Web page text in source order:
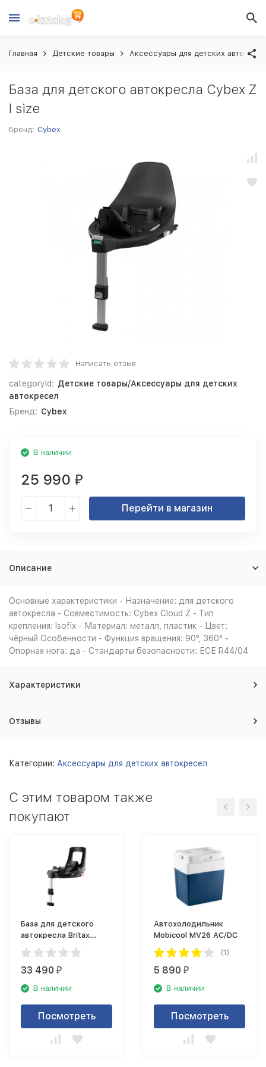
Главная Детские товары Аксессуары для детских
База для детского автокресла Cybex Z
I size
Бренд: Cybex
Написать отзыв
categoryId: Детские товары/Аксессуары для детских
автокресел
Бренд: Cybex
В наличии
25 990 ₽
Перейти в магазин
Описание
Основные характеристики - Назначение: для детского
автокресла - Совместимость: Cybex Cloud Z - Тип
крепления: Isofix - Материал: металл, пластик - Цвет:
чёрный Особенности - Функция вращения: 90°, 360° -
Опорная нога: да - Стандарты безопасности: ЕСЕ R44/04
Характеристики
Отзывы
Категории: Аксессуары для детских автокресел
С этим товаром также
покупают
База для детского
автокресла Britax
Roemer Flex Base
Isense
33 490 ₽
В наличии
Посмотреть
Автохолодильник
Mobicool MV26 AC/DC
(1)
5 890 ₽
В наличии
Посмотреть